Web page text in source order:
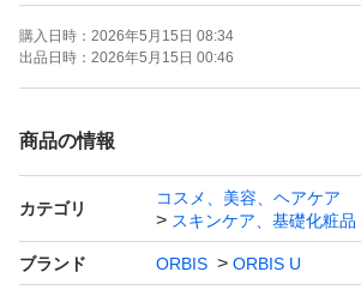
ますので商品への質問からコメントお
●深夜早朝を問わず24時間いつでもコ
ただいて結構です（お返事は遅れます）
●他の商品とおまとめで送料分お値引き
スパチュラは3種類ある中からランダ
購入日時： 2026年5月15日 08:34
出品日時： 2026年5月15日 00:46
商品の情報
カテゴリ
コスメ、美容、ヘアケア
スキンケア、基礎化粧品
ブランド ORBIS ORBIS U